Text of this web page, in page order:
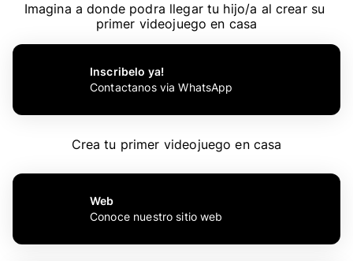
Imagina a donde podra llegar tu hijo/a al crear su
primer videojuego en casa
Inscribelo ya!
Contactanos via WhatsApp
Crea tu primer videojuego en casa
Web
Conoce nuestro sitio web